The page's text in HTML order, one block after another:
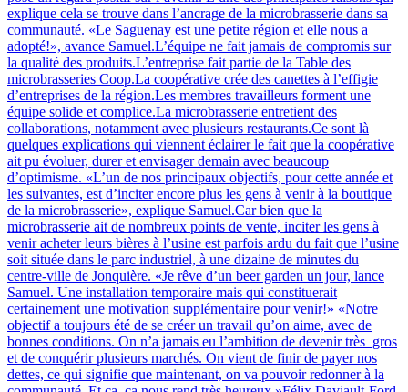
explique cela se trouve dans l’ancrage de la microbrasserie dans sa
communauté. «Le Saguenay est une petite région et elle nous a
adopté!», avance Samuel.L’équipe ne fait jamais de compromis sur
la qualité des produits.L’entreprise fait partie de la Table des
microbrasseries Coop.La coopérative crée des canettes à l’effigie
d’entreprises de la région.Les membres travailleurs forment une
équipe solide et complice.La microbrasserie entretient des
collaborations, notamment avec plusieurs restaurants.Ce sont là
quelques explications qui viennent éclairer le fait que la coopérative
ait pu évoluer, durer et envisager demain avec beaucoup
d’optimisme. «L’un de nos principaux objectifs, pour cette année et
les suivantes, est d’inciter encore plus les gens à venir à la boutique
de la microbrasserie», explique Samuel.Car bien que la
microbrasserie ait de nombreux points de vente, inciter les gens à
venir acheter leurs bières à l’usine est parfois ardu du fait que l’usine
soit située dans le parc industriel, à une dizaine de minutes du
centre-ville de Jonquière. «Je rêve d’un beer garden un jour, lance
Samuel. Une installation temporaire mais qui constituerait
certainement une motivation supplémentaire pour venir!» «Notre
objectif a toujours été de se créer un travail qu’on aime, avec de
bonnes conditions. On n’a jamais eu l’ambition de devenir très gros
et de conquérir plusieurs marchés. On vient de finir de payer nos
dettes, ce qui signifie que maintenant, on va pouvoir redonner à la